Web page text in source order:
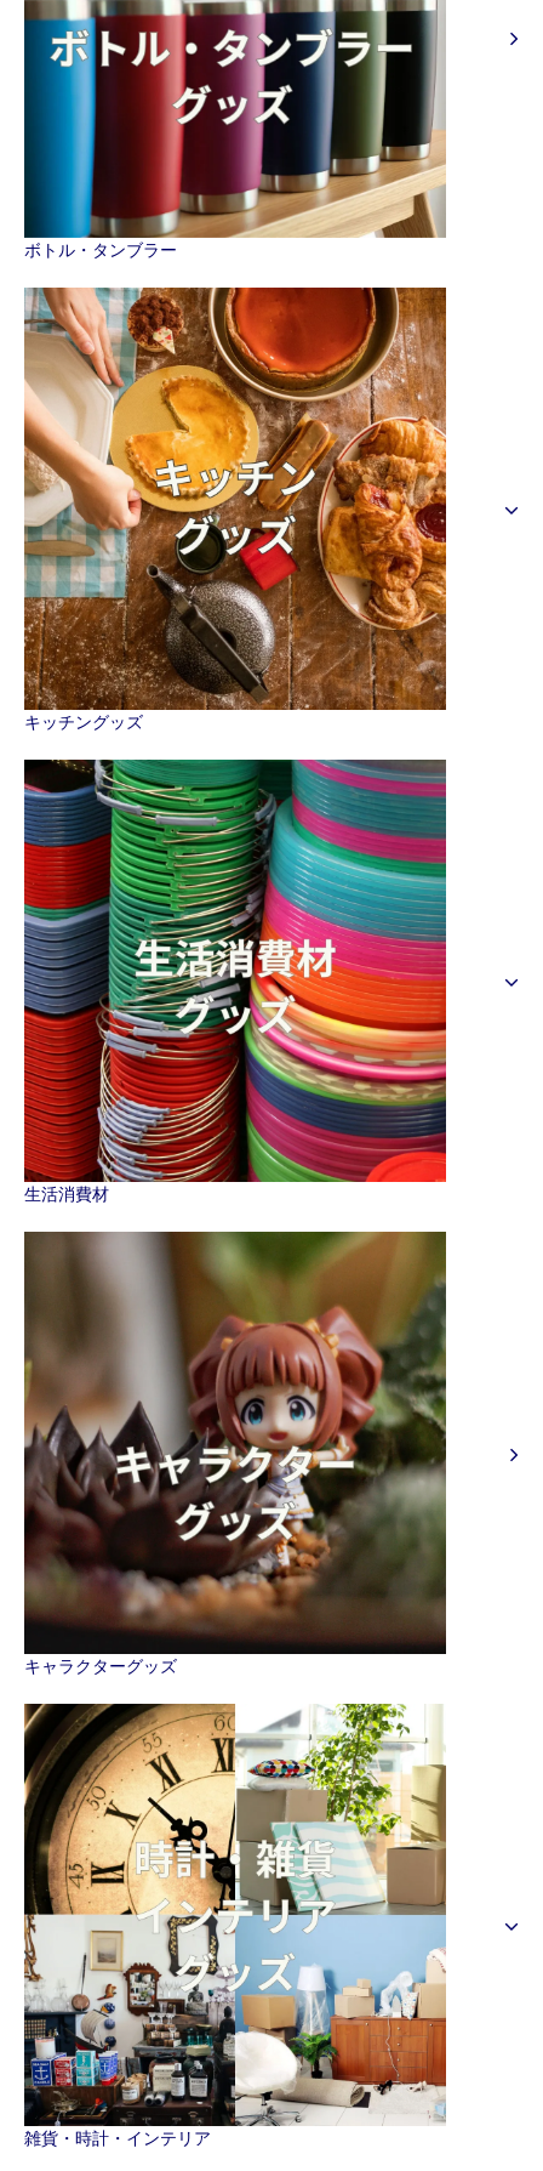
ボトル・タンブラー
キッチングッズ
生活消費材
キャラクターグッズ
雑貨・時計・インテリア